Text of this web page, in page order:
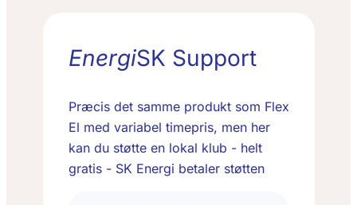
EnergiSK Support
Præcis det samme produkt som Flex
El med variabel timepris, men her
kan du støtte en lokal klub - helt
gratis - SK Energi betaler støtten